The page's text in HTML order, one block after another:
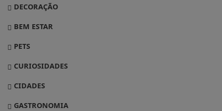
DECORAÇÃO
BEM ESTAR
PETS
CURIOSIDADES
CIDADES
GASTRONOMIA